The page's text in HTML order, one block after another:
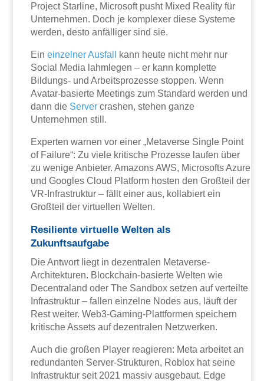
Project Starline, Microsoft pusht Mixed Reality für
Unternehmen. Doch je komplexer diese Systeme
werden, desto anfälliger sind sie.
Eineinzelner Ausfall
kann heute nicht mehr nur
Social Media lahmlegen – er kann komplette
Bildungs- und Arbeitsprozesse stoppen. Wenn
Avatar-basierte Meetings zum Standard werden und
dann die Server crashen, stehen ganze
Unternehmen still.
Experten warnen vor einer „Metaverse Single Point
of Failure“: Zu viele kritische Prozesse laufen über
zu wenige Anbieter. Amazons AWS, Microsofts Azure
und Googles Cloud Platform hosten den Großteil der
VR-Infrastruktur – fällt einer aus, kollabiert ein
Großteil der virtuellen Welten.
Resiliente virtuelle Welten als
Zukunftsaufgabe
Die Antwort liegt in dezentralen Metaverse-
Architekturen. Blockchain-basierte Welten wie
Decentraland oder The Sandbox setzen auf verteilte
Infrastruktur – fallen einzelne Nodes aus, läuft der
Rest weiter. Web3-Gaming-Plattformen speichern
kritische Assets auf dezentralen Netzwerken.
Auch die großen Player reagieren: Meta arbeitet an
redundanten Server-Strukturen, Roblox hat seine
Infrastruktur seit 2021 massiv ausgebaut. Edge